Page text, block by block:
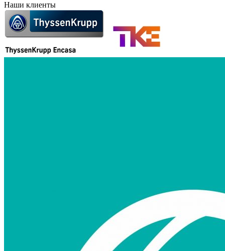
Наши клиенты